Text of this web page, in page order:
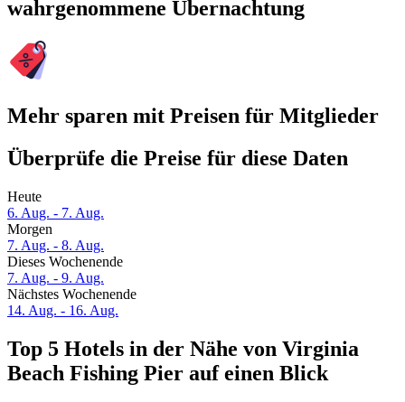
wahrgenommene Übernachtung
Mehr sparen mit Preisen für Mitglieder
Überprüfe die Preise für diese Daten
Heute
6. Aug. - 7. Aug.
Morgen
7. Aug. - 8. Aug.
Dieses Wochenende
7. Aug. - 9. Aug.
Nächstes Wochenende
14. Aug. - 16. Aug.
Top 5 Hotels in der Nähe von Virginia
Beach Fishing Pier auf einen Blick